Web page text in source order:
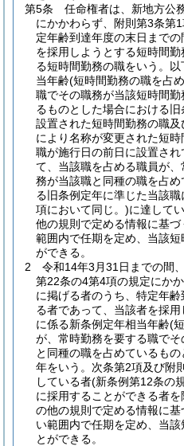
第5条
任命権者は、新地方公
にかかわらず、附則第3条第
定年齢到達年度の末日まで
を採用しようとする短時間勤
る短時間勤務の職をいう。以
当年齢(短時間勤務の職を占
職でその職務が当該短時間
るものとした場合における旧
設置された短時間勤務の職
により名称が変更された短
職が施行日の前日に設置さ
て、当該職を占める職員が
務が当該職と同種の職を占
る旧条例定年に準じた当該職
項において同じ。)に達して
他の規則で定める情報に基
範囲内で任期を定め、当該
ができる。
2
令和14年3月31日までの間
第22条の4第4項の規定にか
に掲げる者のうち、特定年
る者であって、当該者を採
に係る新条例定年相当年齢(
が、常時勤務を要する職で
と同種の職を占めているも
年をいう。次条第2項及び附
している者(新条例第12条の
に採用することができる者を
の他の規則で定める情報に
い範囲内で任期を定め、当
とができる。